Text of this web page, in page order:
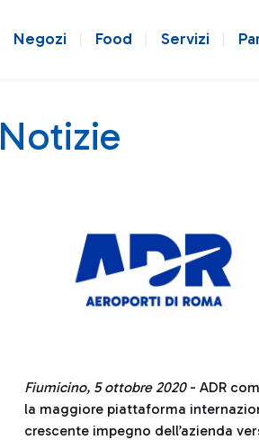
Negozi Food Servizi
Notizie
Fiumicino, 5 ottobre 2020 - ADR
la maggiore piattaforma
crescente impegno dell’azienda